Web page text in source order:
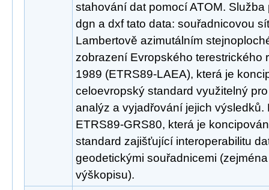
stahování dat pomocí ATOM.
dgn a dxf tato data: souřadnicovou
Lambertově azimutálním
zobrazení Evropského terestrického
1989 (ETRS89-LAEA), která je
celoevropský standard využitelný
analýz a vyjadřování jejich
ETRS89-GRS80, která je
standard zajišťující interoperabilitu
geodetickými souřadnicemi
výškopisu).